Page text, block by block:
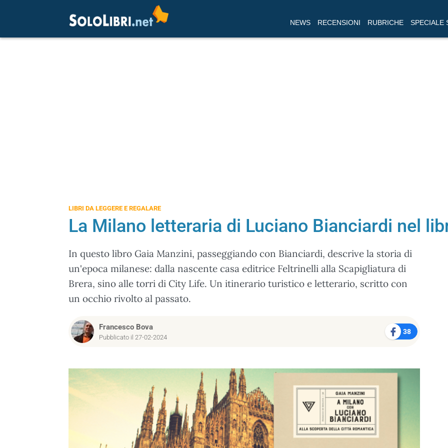
NEWS RECENSIONI RUBRICHE SPECIALE
LIBRI DA LEGGERE E REGALARE
La Milano letteraria di Luciano Bianciardi nel
In questo libro Gaia Manzini, passeggiando con Bianciardi, descrive la storia di
un'epoca milanese: dalla nascente casa editrice Feltrinelli alla Scapigliatura di
Brera, sino alle torri di City Life. Un itinerario turistico e letterario, scritto con
un occhio rivolto al passato.
Francesco Bova
Pubblicato il 27-02-2024
38